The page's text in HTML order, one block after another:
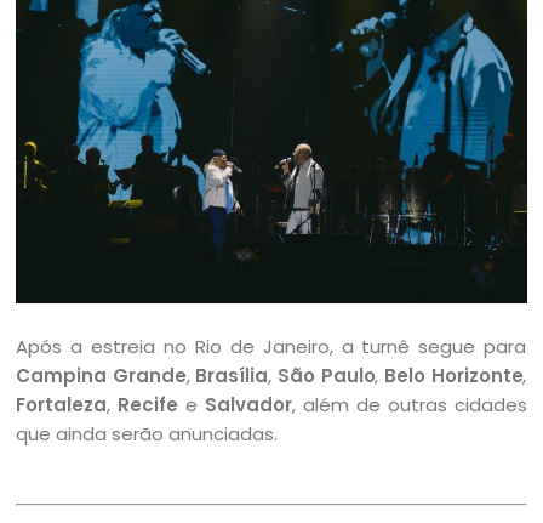
Após a estreia no Rio de Janeiro, a turnê segue para
Campina Grande, Brasília, São Paulo, Belo Horizonte,
Fortaleza, Recife e Salvador, além de outras cidades
que ainda serão anunciadas.